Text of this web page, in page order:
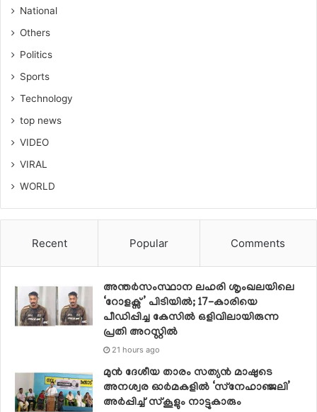
National
Others
Politics
Sports
Technology
top news
VIDEO
VIRAL
WORLD
Recent Popular Comments
അന്തർസംസ്ഥാന ലഹരി ശൃംഖലയിലെ
‘റോളക്സ്’ പിടിയിൽ; 17-കാരിയെ
പീഡിപ്പിച്ച കേസിൽ ഒളിവിലായിരുന്ന
പ്രതി അറസ്റ്റിൽ
21 hours ago
മുൻ ദേശീയ താരം സത്യൻ മാഷുടെ
അനശ്വര ഓർമകളിൽ ‘സ്‌നേഹാഞ്ജലി’
അർപ്പിച്ച് സ്കൂളും നാട്ടുകാരും